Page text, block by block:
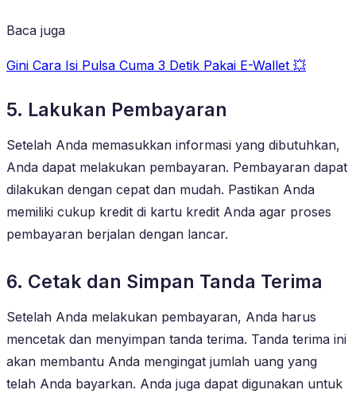
Baca juga
Gini Cara Isi Pulsa Cuma 3 Detik Pakai E-Wallet 💥
5. Lakukan Pembayaran
Setelah Anda memasukkan informasi yang dibutuhkan,
Anda dapat melakukan pembayaran. Pembayaran dapat
dilakukan dengan cepat dan mudah. Pastikan Anda
memiliki cukup kredit di kartu kredit Anda agar proses
pembayaran berjalan dengan lancar.
6. Cetak dan Simpan Tanda Terima
Setelah Anda melakukan pembayaran, Anda harus
mencetak dan menyimpan tanda terima. Tanda terima ini
akan membantu Anda mengingat jumlah uang yang
telah Anda bayarkan. Anda juga dapat digunakan untuk